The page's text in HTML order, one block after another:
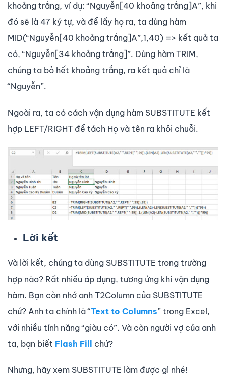
khoảng trắng, ví dụ: “Nguyễn[40 khoảng trắng]A”, khi
đó sẽ là 47 ký tự, và để lấy họ ra, ta dùng hàm
MID(“Nguyễn[40 khoảng trắng]A”,1,40) => kết quả ta
có, “Nguyễn[34 khoảng trắng]”. Dùng hàm TRIM,
chúng ta bỏ hết khoảng trắng, ra kết quả chỉ là
“Nguyễn”.
Ngoài ra, ta có cách vận dụng hàm SUBSTITUTE kết
hợp LEFT/RIGHT để tách Họ và tên ra khỏi chuỗi.
Lời kết
Và lời kết, chúng ta dùng SUBSTITUTE trong trường
hợp nào? Rất nhiều áp dụng, tương ứng khi vận dụng
hàm. Bạn còn nhớ anh T2Column của SUBSTITUTE
chứ? Anh ta chính là “Text to Columns” trong Excel,
với nhiều tính năng “giàu có”. Và còn người vợ của anh
ta, bạn biết Flash Fill chứ?
Nhưng, hãy xem SUBSTITUTE làm được gì nhé!